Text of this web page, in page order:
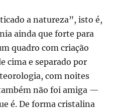
a natureza”, isto é,
ainda que forte para
quadro com criação
cima e separado por
com noites
não foi amiga —
é. De forma cristalina